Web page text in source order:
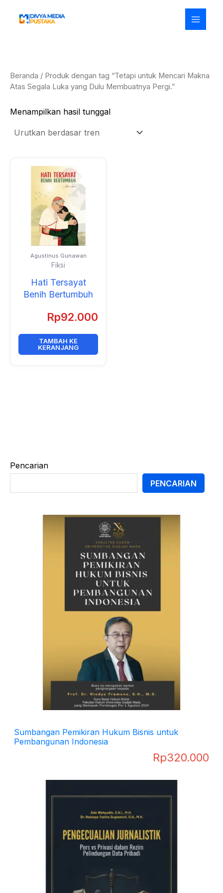
Pencarian
PENCARIAN
Sumbangan Pemikiran Hukum Bisnis untuk
Pembangunan Indonesia
Rp320.000
Beranda / Produk dengan tag “Tetapi untuk Mencari Makna
Atas Segala Luka yang Dulu Membuatnya Pergi.”
Menampilkan hasil tunggal
Agustinus Gunawan
Fiksi
Hati Tersayat
Benih Bertumbuh
Rp92.000
TAMBAH KE
KERANJANG